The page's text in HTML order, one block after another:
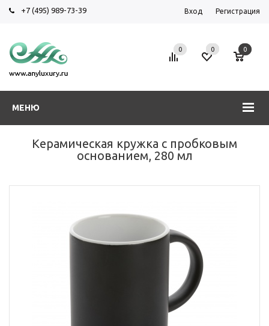
+7 (495) 989-73-39 Вход Регистрация
МЕНЮ
0 0 0
Керамическая кружка с пробковым
основанием, 280 мл